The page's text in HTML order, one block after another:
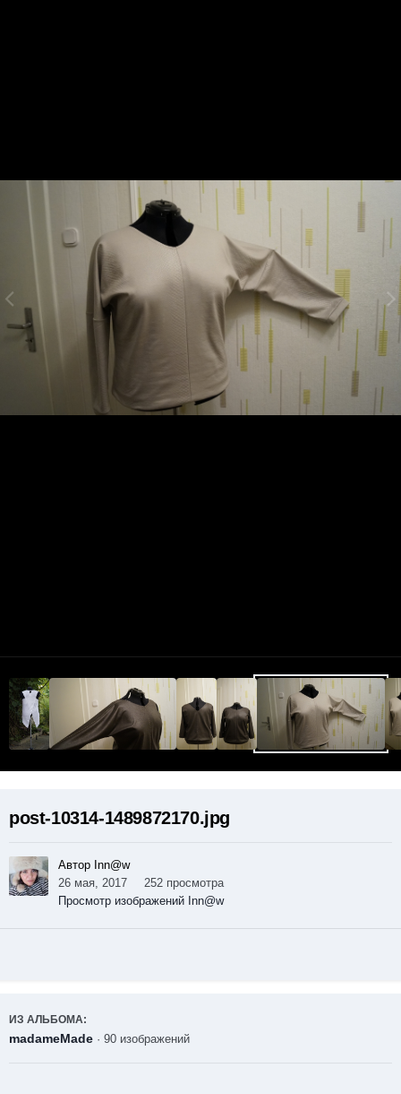
post-10314-1489872170.jpg
Автор Inn@w
26 мая, 2017
252 просмотра
Просмотр изображений Inn@w
ИЗ АЛЬБОМА:
madameMade · 90 изображений